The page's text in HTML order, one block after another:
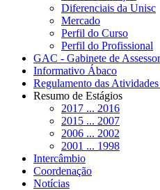
Diferenciais da Unisc
Mercado
Perfil do Curso
Perfil do Profissional
GAC - Gabinete de
Informativo Ábaco
Regulamento das
Resumo de Estágios
2017 ... 2016
2015 ... 2007
2006 ... 2002
2001 ... 1998
Intercâmbio
Coordenação
Notícias